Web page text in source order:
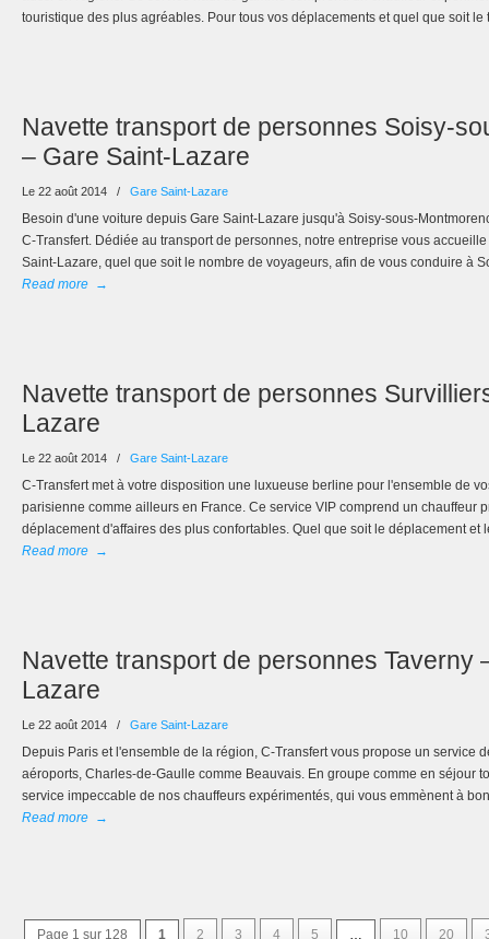
touristique des plus agréables. Pour tous vos déplacements et quel que soit le
Navette transport de personnes Soisy-
– Gare Saint-Lazare
Le 22 août 2014 / Gare Saint-Lazare
Besoin d'une voiture depuis Gare Saint-Lazare jusqu'à Soisy-sous-
C-Transfert. Dédiée au transport de personnes, notre entreprise vous
Saint-Lazare, quel que soit le nombre de voyageurs, afin de vous conduire à
Read more →
Navette transport de personnes
Lazare
Le 22 août 2014 / Gare Saint-Lazare
C-Transfert met à votre disposition une luxueuse berline pour l'ensemble de
parisienne comme ailleurs en France. Ce service VIP comprend un chauffeur
déplacement d'affaires des plus confortables. Quel que soit le déplacement et
Read more →
Navette transport de personnes Taverny
Lazare
Le 22 août 2014 / Gare Saint-Lazare
Depuis Paris et l'ensemble de la région, C-Transfert vous propose un service
aéroports, Charles-de-Gaulle comme Beauvais. En groupe comme en séjour
service impeccable de nos chauffeurs expérimentés, qui vous emmènent à
Read more →
Page 1 sur 128 1 2 3 4 5 … 10 20